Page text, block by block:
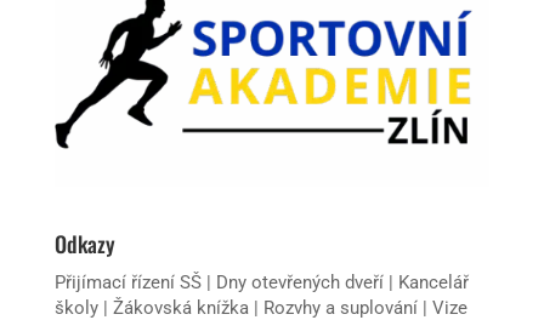
Odkazy
Přijímací řízení SŠ| Dny otevřených dveří| Kancelář
školy| Žákovská knížka | Rozvhy a suplování | Vize